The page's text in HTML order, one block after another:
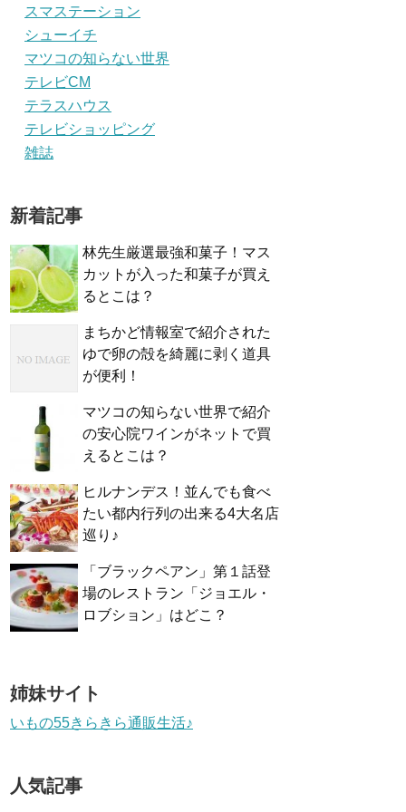
スマステーション
シューイチ
マツコの知らない世界
テレビCM
テラスハウス
テレビショッピング
雑誌
新着記事
林先生厳選最強和菓子！マス
カットが入った和菓子が買え
るとこは？
まちかど情報室で紹介された
ゆで卵の殻を綺麗に剥く道具
が便利！
マツコの知らない世界で紹介
の安心院ワインがネットで買
えるとこは？
ヒルナンデス！並んでも食べ
たい都内行列の出来る4大名店
巡り♪
「ブラックペアン」第１話登
場のレストラン「ジョエル・
ロブション」はどこ？
姉妹サイト
いもの55きらきら通販生活♪
人気記事